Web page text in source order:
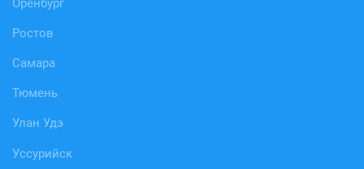
Ростов
Самара
Тюмень
Улан Удэ
Уссурийск